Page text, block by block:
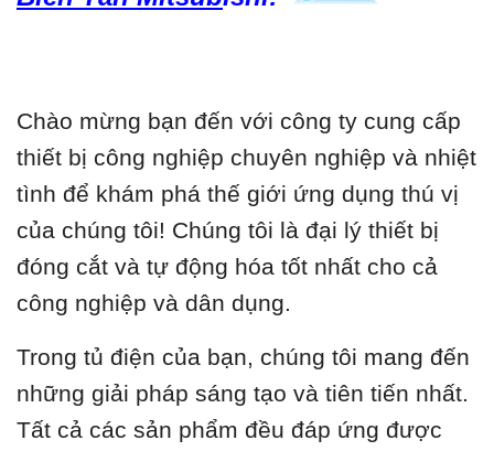
Chào mừng bạn đến với công ty cung cấp
thiết bị công nghiệp chuyên nghiệp và nhiệt
tình để khám phá thế giới ứng dụng thú vị
của chúng tôi! Chúng tôi là đại lý thiết bị
đóng cắt và tự động hóa tốt nhất cho cả
công nghiệp và dân dụng.
Trong tủ điện của bạn, chúng tôi mang đến
những giải pháp sáng tạo và tiên tiến nhất.
Tất cả các sản phẩm đều đáp ứng được